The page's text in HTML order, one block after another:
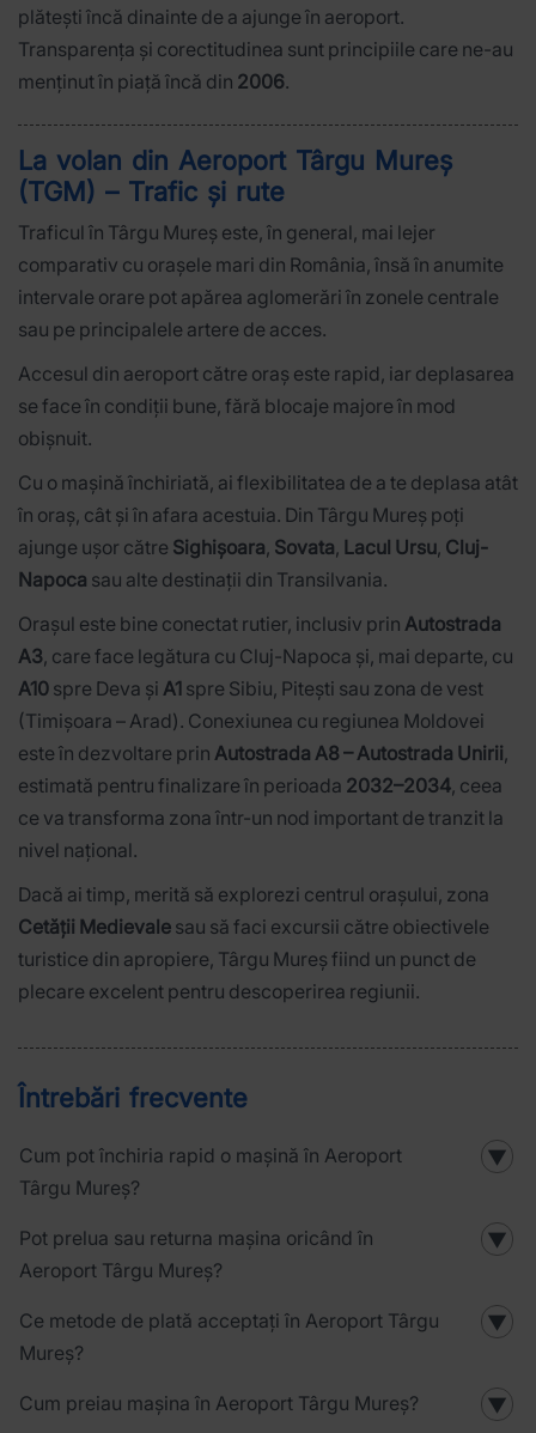
plătești încă dinainte de a ajunge în aeroport.
Transparența și corectitudinea sunt principiile care ne-au
menținut în piață încă din 2006.
La volan din Aeroport Târgu Mureș
(TGM) – Trafic și rute
Traficul în Târgu Mureș este, în general, mai lejer
comparativ cu orașele mari din România, însă în anumite
intervale orare pot apărea aglomerări în zonele centrale
sau pe principalele artere de acces.
Accesul din aeroport către oraș este rapid, iar deplasarea
se face în condiții bune, fără blocaje majore în mod
obișnuit.
Cu o mașină închiriată, ai flexibilitatea de a te deplasa atât
în oraș, cât și în afara acestuia. Din Târgu Mureș poți
ajunge ușor către Sighișoara, Sovata, Lacul Ursu, Cluj-
Napoca sau alte destinații din Transilvania.
Orașul este bine conectat rutier, inclusiv prin Autostrada
A3, care face legătura cu Cluj-Napoca și, mai departe, cu
A10 spre Deva și A1 spre Sibiu, Pitești sau zona de vest
(Timișoara – Arad). Conexiunea cu regiunea Moldovei
este în dezvoltare prin Autostrada A8 – Autostrada Unirii,
estimată pentru finalizare în perioada 2032–2034, ceea
ce va transforma zona într-un nod important de tranzit la
nivel național.
Dacă ai timp, merită să explorezi centrul orașului, zona
Cetății Medievale sau să faci excursii către obiectivele
turistice din apropiere, Târgu Mureș fiind un punct de
plecare excelent pentru descoperirea regiunii.
Întrebări frecvente
Cum pot închiria rapid o mașină în Aeroport
Târgu Mureș?
▼
Pot prelua sau returna mașina oricând în
Aeroport Târgu Mureș?
▼
Ce metode de plată acceptați în Aeroport Târgu
Mureș?
▼
Cum preiau mașina în Aeroport Târgu Mureș? ▼